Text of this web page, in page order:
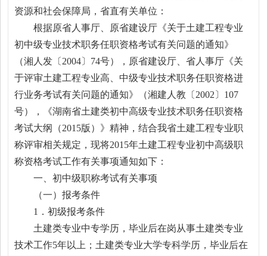
资源和社会保障局，省直有关单位：
根据原省人事厅、原省建设厅《关于土建工程专业
初中级专业技术职务任职资格考试有关问题的通知》
（湘人发〔2004〕74号），原省建设厅、省人事厅《关
于评审土建工程专业高、中级专业技术职务任职资格进
行业务考试有关问题的通知》（湘建人教〔2002〕107
号），《湖南省土建类初中高级专业技术职务任职资格
考试大纲（2015版）》精神，结合我省土建工程专业职
称评审相关规定，现将2015年土建工程专业初中高级职
称资格考试工作有关事项通知如下：
一、初中级职称考试有关事项
（一）报考条件
1．初级报考条件
土建类专业中专学历，毕业后在岗从事土建类专业
技术工作5年以上；土建类专业大学专科学历，毕业后在